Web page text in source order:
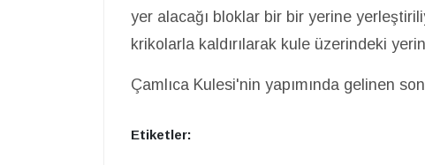
yer alacağı bloklar bir bir yerine
krikolarla kaldırılarak kule üzerindeki
Çamlıca Kulesi'nin yapımında gelinen
Etiketler: